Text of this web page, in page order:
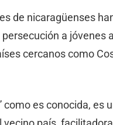
de nicaragüenses
a
cercanos como
como es conocida,